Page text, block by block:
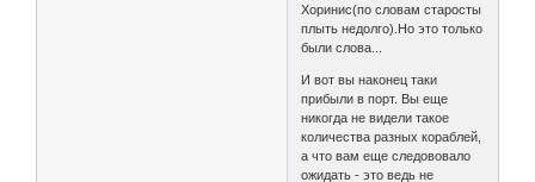
Хоринис(по словам старосты
плыть недолго).Но это только
были слова...
И вот вы наконец таки
прибыли в порт. Вы еще
никогда не видели такое
количества разных кораблей,
а что вам еще следововало
ожидать - это ведь не